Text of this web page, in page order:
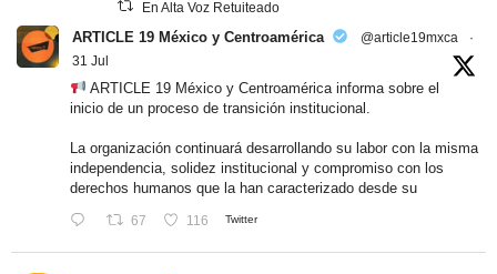
En Alta Voz Retuiteado
ARTICLE 19 México y Centroamérica @article19mxca
·
31 Jul
ARTICLE 19 México y Centroamérica informa sobre el
inicio de un proceso de transición institucional.
La organización continuará desarrollando su labor con la misma
independencia, solidez institucional y compromiso con los
derechos humanos que la han caracterizado desde su
67 116 Twitter